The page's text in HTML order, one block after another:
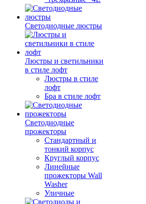
Светодиодные люстры
Люстры и светильники
в стиле лофт
Люстры в стиле
лофт
Бра в стиле лофт
Светодиодные
прожекторы
Стандартный и
тонкий корпус
Круглый корпус
Линейные
прожекторы Wall
Washer
Уличные